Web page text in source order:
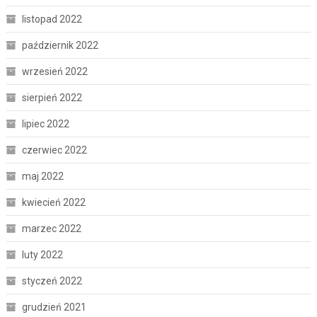
listopad 2022
październik 2022
wrzesień 2022
sierpień 2022
lipiec 2022
czerwiec 2022
maj 2022
kwiecień 2022
marzec 2022
luty 2022
styczeń 2022
grudzień 2021